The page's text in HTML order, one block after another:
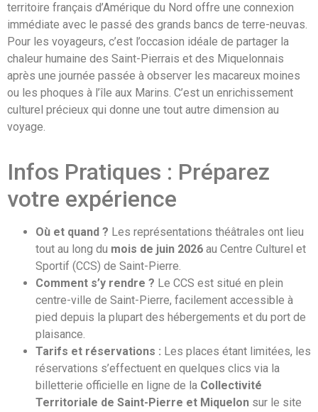
territoire français d’Amérique du Nord offre une connexion
immédiate avec le passé des grands bancs de terre-neuvas.
Pour les voyageurs, c’est l’occasion idéale de partager la
chaleur humaine des Saint-Pierrais et des Miquelonnais
après une journée passée à observer les macareux moines
ou les phoques à l’île aux Marins. C’est un enrichissement
culturel précieux qui donne une tout autre dimension au
voyage.
Infos Pratiques : Préparez
votre expérience
Où et quand ? Les représentations théâtrales ont lieu
tout au long du mois de juin 2026 au Centre Culturel et
Sportif (CCS) de Saint-Pierre.
Comment s’y rendre ? Le CCS est situé en plein
centre-ville de Saint-Pierre, facilement accessible à
pied depuis la plupart des hébergements et du port de
plaisance.
Tarifs et réservations : Les places étant limitées, les
réservations s’effectuent en quelques clics via la
billetterie officielle en ligne de la Collectivité
Territoriale de Saint-Pierre et Miquelon sur le site